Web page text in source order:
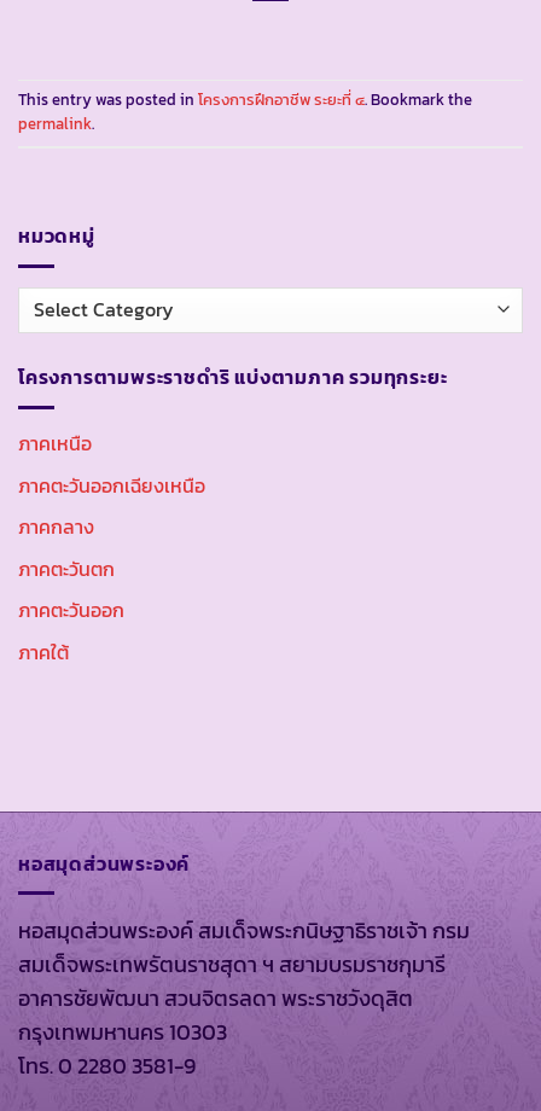
This entry was posted in โครงการฝึกอาชีพ ระยะที่ ๔. Bookmark the
permalink.
หมวดหมู่
หมวด
หมู่
โครงการตามพระราชดำริ แบ่งตามภาค รวมทุกระยะ
ภาคเหนือ
ภาคตะวันออกเฉียงเหนือ
ภาคกลาง
ภาคตะวันตก
ภาคตะวันออก
ภาคใต้
หอสมุดส่วนพระองค์
หอสมุดส่วนพระองค์ สมเด็จพระกนิษฐาธิราชเจ้า กรม
สมเด็จพระเทพรัตนราชสุดา ฯ สยามบรมราชกุมารี
อาคารชัยพัฒนา สวนจิตรลดา พระราชวังดุสิต
กรุงเทพมหานคร 10303
โทร. 0 2280 3581-9